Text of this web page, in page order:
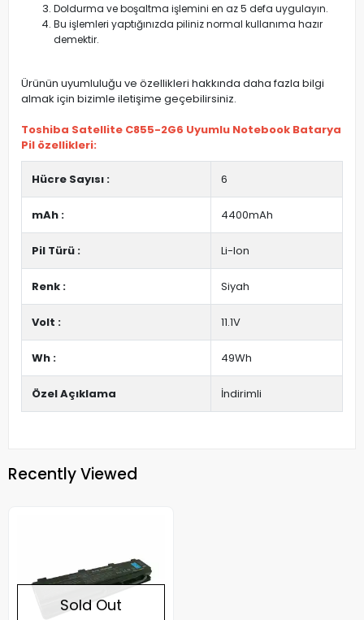
Doldurma ve boşaltma işlemini en az 5 defa uygulayın.
Bu işlemleri yaptığınızda piliniz normal kullanıma hazır
demektir.
Ürünün uyumluluğu ve özellikleri hakkında daha fazla bilgi
almak için bizimle iletişime geçebilirsiniz.
Toshiba Satellite C855-2G6 Uyumlu Notebook Batarya
Pil özellikleri:
Hücre Sayısı : 6
mAh : 4400mAh
Pil Türü : Li-Ion
Renk : Siyah
Volt : 11.1V
Wh : 49Wh
Özel Açıklama İndirimli
Recently Viewed
Sold Out